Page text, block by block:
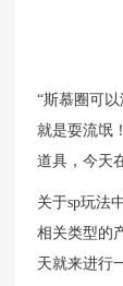
“斯慕圈可
就是耍流氓
道具，今天
关于sp玩法
相关类型的
天就来进行